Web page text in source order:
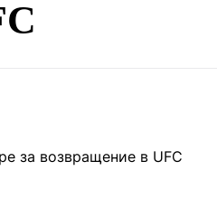
HEALTH